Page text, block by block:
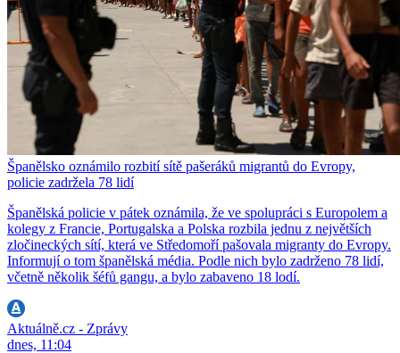
Španělsko oznámilo rozbití sítě pašeráků migrantů do Evropy,
policie zadržela 78 lidí
Španělská policie v pátek oznámila, že ve spolupráci s Europolem a
kolegy z Francie, Portugalska a Polska rozbila jednu z největších
zločineckých sítí, která ve Středomoří pašovala migranty do Evropy.
Informují o tom španělská média. Podle nich bylo zadrženo 78 lidí,
včetně několik šéfů gangu, a bylo zabaveno 18 lodí.
Aktuálně.cz - Zprávy
dnes, 11:04